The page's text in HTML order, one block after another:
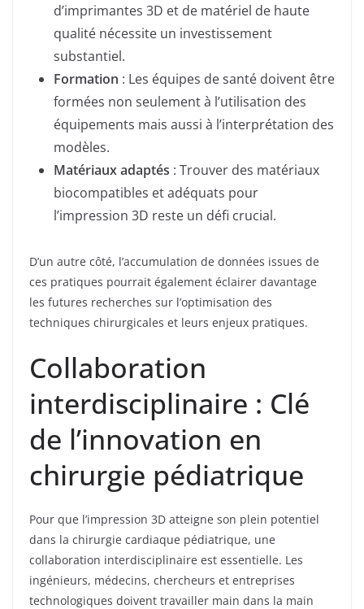
d’imprimantes 3D et de matériel de haute
qualité nécessite un investissement
substantiel.
Formation : Les équipes de santé doivent être
formées non seulement à l’utilisation des
équipements mais aussi à l’interprétation des
modèles.
Matériaux adaptés : Trouver des matériaux
biocompatibles et adéquats pour
l’impression 3D reste un défi crucial.
D’un autre côté, l’accumulation de données issues de
ces pratiques pourrait également éclairer davantage
les futures recherches sur l’optimisation des
techniques chirurgicales et leurs enjeux pratiques.
Collaboration
interdisciplinaire : Clé
de l’innovation en
chirurgie pédiatrique
Pour que l’impression 3D atteigne son plein potentiel
dans la chirurgie cardiaque pédiatrique, une
collaboration interdisciplinaire est essentielle. Les
ingénieurs, médecins, chercheurs et entreprises
technologiques doivent travailler main dans la main